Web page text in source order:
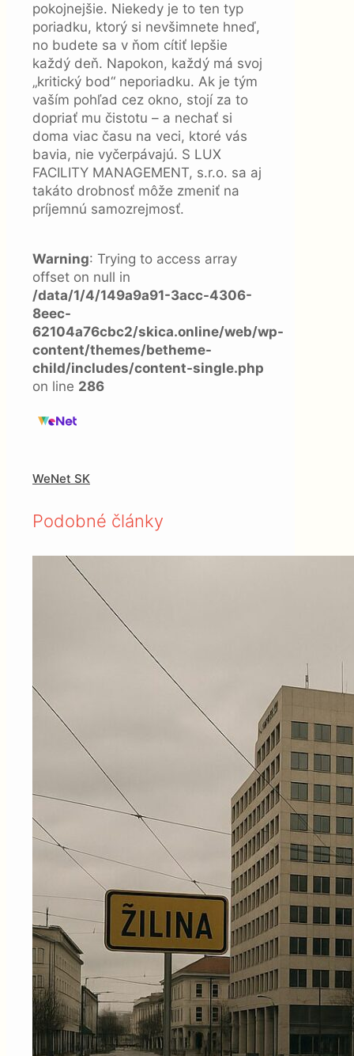
pokojnejšie. Niekedy je to ten typ
poriadku, ktorý si nevšimnete hneď,
no budete sa v ňom cítiť lepšie
každý deň. Napokon, každý má svoj
„kritický bod“ neporiadku. Ak je tým
vaším pohľad cez okno, stojí za to
dopriať mu čistotu – a nechať si
doma viac času na veci, ktoré vás
bavia, nie vyčerpávajú. S LUX
FACILITY MANAGEMENT, s.r.o. sa aj
takáto drobnosť môže zmeniť na
príjemnú samozrejmosť.
Warning: Trying to access array
offset on null in
/data/1/4/149a9a91-3acc-4306-
8eec-
62104a76cbc2/skica.online/web/wp-
content/themes/betheme-
child/includes/content-single.php
on line 286
WeNet SK
Podobné články